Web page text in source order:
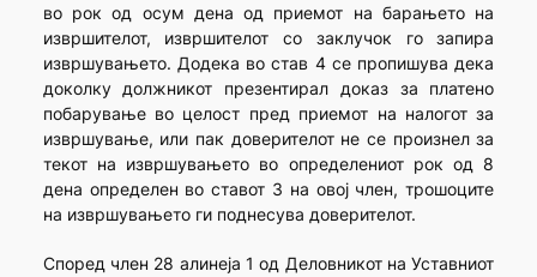
во рок од осум дена од приемот на барањето на
извршителот, извршителот со заклучок го запира
извршувањето. Додека во став 4 се пропишува дека
доколку должникот презентирал доказ за платено
побарување во целост пред приемот на налогот за
извршување, или пак доверителот не се произнел за
текот на извршувањето во определениот рок од 8
дена определен во ставот 3 на овој член, трошоците
на извршувањето ги поднесува доверителот.
Според член 28 алинеја 1 од Деловникот на Уставниот